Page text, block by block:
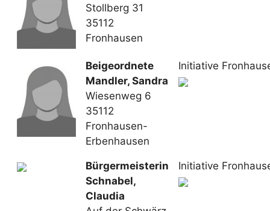
Stollberg 31
35112
Fronhausen
Beigeordnete
Mandler, Sandra
Wiesenweg 6
35112
Fronhausen-
Erbenhausen
Initiative
Bürgermeisterin
Schnabel,
Claudia
Initiative